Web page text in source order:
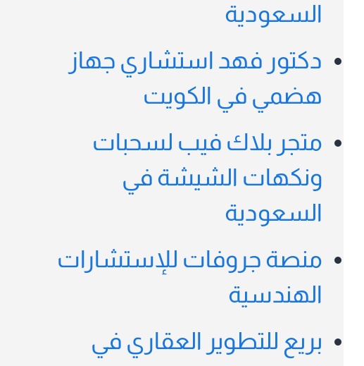
السعودية
دكتور فهد استشاري جهاز
هضمي في الكويت
متجر بلاك فيب لسحبات
ونكهات الشيشة في
السعودية
منصة جروفات للإستشارات
الهندسية
بريع للتطوير العقاري في